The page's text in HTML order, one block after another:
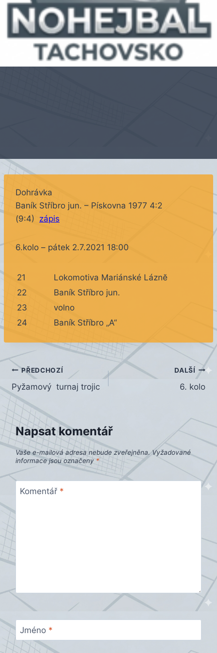
Dohrávka
Baník Stříbro jun. – Pískovna 1977 4:2
(9:4) zápis
6.kolo – pátek 2.7.2021 18:00
21
Lokomotiva Mariánské Láznĕ
22
Baník Stříbro jun.
23
volno
24
Baník Stříbro „A“
Navigace
pro
příspěvek
PŘEDCHOZÍ
Pyžamový turnaj trojic
DALŠÍ
6. kolo
Napsat komentář
Vaše e-mailová adresa nebude zveřejněna. Vyžadované
informace jsou označeny *
Komentář *
Jméno *